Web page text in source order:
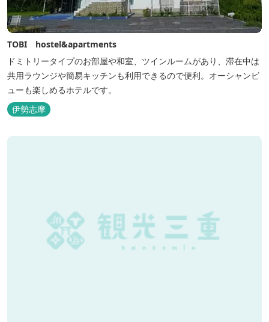
TOBI hostel&apartments
ドミトリータイプのお部屋や和室、ツインルームがあり、滞在中は
共用ラウンジや簡易キッチンも利用できるので便利。オーシャンビ
ューも楽しめるホテルです。
伊勢志摩